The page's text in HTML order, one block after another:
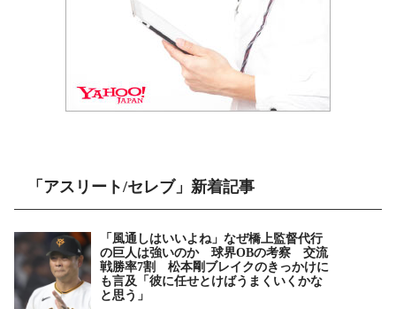
「アスリート/セレブ」新着記事
「風通しはいいよね」なぜ橋上監督代行
の巨人は強いのか 球界OBの考察 交流
戦勝率7割 松本剛ブレイクのきっかけに
も言及「彼に任せとけばうまくいくかな
と思う」